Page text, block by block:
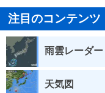
注目のコンテンツ
雨雲レーダー
天気図